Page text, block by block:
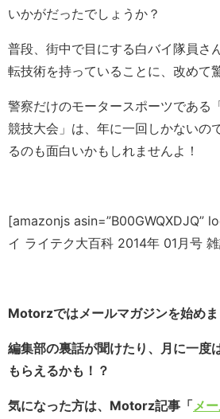
いかがだったでしょうか？
普段、街中で目にする白バイ隊員さ
転技術を持っていることに、改めて
警察だけのモータースポーツである
競技大会」は、年に一回しかないの
るのも面白いかもしれませんよ！
[amazonjs asin=”B00GWQXDJQ”
イ ライテク大百科 2014年 01月号 雑
Motorzではメールマガジンを始めま
編集部の裏話が聞けたり、月に一度
もらえるかも！？
気になった方は、Motorz記事「メ